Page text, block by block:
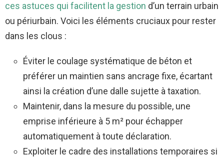
ces astuces qui facilitent la gestion d’un terrain urbain
ou périurbain. Voici les éléments cruciaux pour rester
dans les clous :
Éviter le coulage systématique de béton et
préférer un maintien sans ancrage fixe, écartant
ainsi la création d’une dalle sujette à taxation.
Maintenir, dans la mesure du possible, une
emprise inférieure à 5 m² pour échapper
automatiquement à toute déclaration.
Exploiter le cadre des installations temporaires si